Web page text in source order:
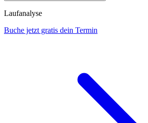
Laufanalyse
Buche jetzt gratis dein Termin